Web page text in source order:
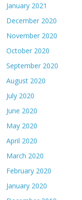
January 2021
December 2020
November 2020
October 2020
September 2020
August 2020
July 2020
June 2020
May 2020
April 2020
March 2020
February 2020
January 2020